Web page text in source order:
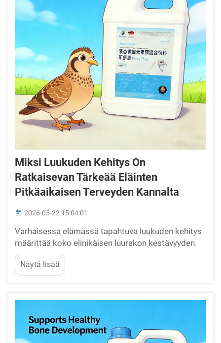
Miksi Luukuden Kehitys On
Ratkaisevan Tärkeää Eläinten
Pitkäaikaisen Terveyden Kannalta
2026-05-22 15:04:01
Varhaisessa elämässä tapahtuva luukuden kehitys
määrittää koko elinikäisen luurakon kestävyyden.
Kriittiset ikäkaudet: Suurin luukalmin tiukkuuden
saavuttaminen broilereilla (16–20 viikkoa) ja
maidontuottavilla nuorilla nautaeläimillä (6–8
luukuden kehitys noudattaa kapeata, lajikohtaisesti
määritettyä...
Näytä lisää